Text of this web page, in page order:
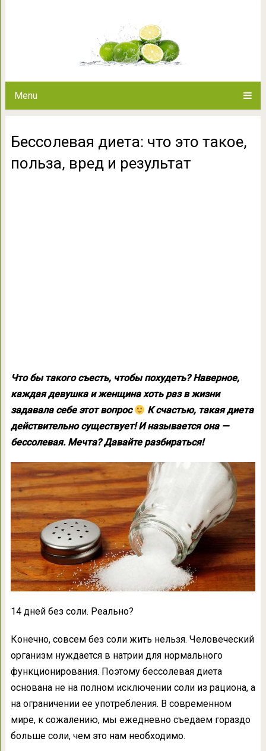
Menu
Бессолевая диета: что это такое,
польза, вред и результат
Что бы такого съесть, чтобы похудеть? Наверное,
каждая девушка и женщина хоть раз в жизни
задавала себе этот вопрос
К счастью, такая диета
действительно существует! И называется она —
бессолевая. Мечта? Давайте разбираться!
14 дней без соли. Реально?
Конечно, совсем без соли жить нельзя. Человеческий
организм нуждается в натрии для нормального
функционирования. Поэтому бессолевая диета
основана не на полном исключении соли из рациона, а
на ограничении ее употребления. В современном
мире, к сожалению, мы ежедневно съедаем гораздо
больше соли, чем это нам необходимо.